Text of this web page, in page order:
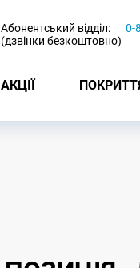
Абонентський відділ:
(дзвінки безкоштовно)
0-
АКЦІЇ